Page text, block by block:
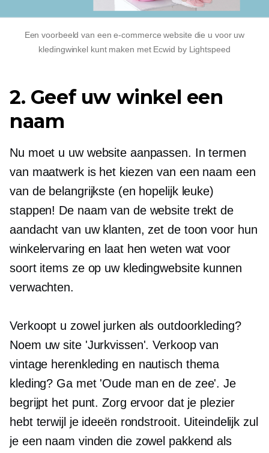
Een voorbeeld van een e-commerce website die u voor uw
kledingwinkel kunt maken met Ecwid by Lightspeed
2. Geef uw winkel een
naam
Nu moet u uw website aanpassen. In termen
van maatwerk is het kiezen van een naam een ​​
van de belangrijkste (en hopelijk leuke)
stappen! De naam van de website trekt de
aandacht van uw klanten, zet de toon voor hun
winkelervaring en laat hen weten wat voor
soort items ze op uw kledingwebsite kunnen
verwachten.
Verkoopt u zowel jurken als outdoorkleding?
Noem uw site 'Jurkvissen'. Verkoop van
vintage herenkleding en nautisch thema
kleding? Ga met 'Oude man en de zee'. Je
begrijpt het punt. Zorg ervoor dat je plezier
hebt terwijl je ideeën rondstrooit. Uiteindelijk zul
je een naam vinden die zowel pakkend als